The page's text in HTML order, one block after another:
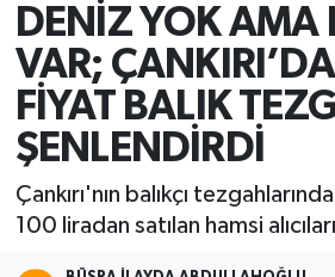
DENİZ YOK AMA
VAR;
FİYAT BALIK
ŞENLENDİRDİ
Çankırı'nın balıkçı
100 liradan satılan hamsi